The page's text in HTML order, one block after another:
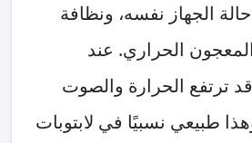
الجهاز نفسه، ونظافة
الحراري. عند
ترتفع الحرارة والصوت
طبيعي نسبيًا في لابتوبات